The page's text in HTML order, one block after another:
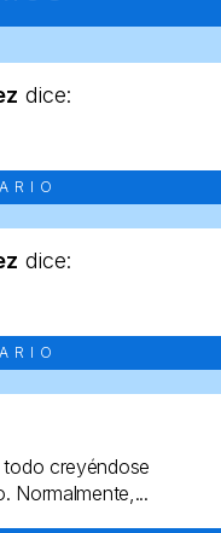
dice:
dice:
creyéndose
Normalmente,...